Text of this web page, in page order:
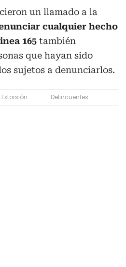
un llamado a la
cualquier hecho
165 también
que hayan sido
sujetos a denunciarlos.
Extorsión Delincuentes